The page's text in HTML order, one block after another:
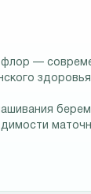
—
здоровья